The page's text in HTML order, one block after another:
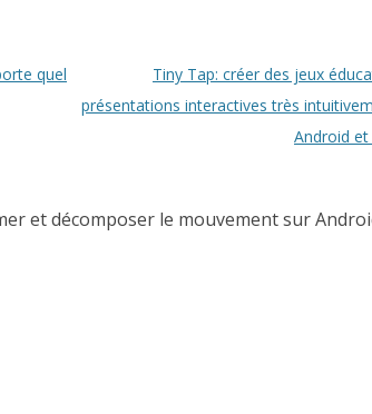
quel
Tiny Tap: créer des jeux
présentations interactives très
Android et
et décomposer le mouvement sur